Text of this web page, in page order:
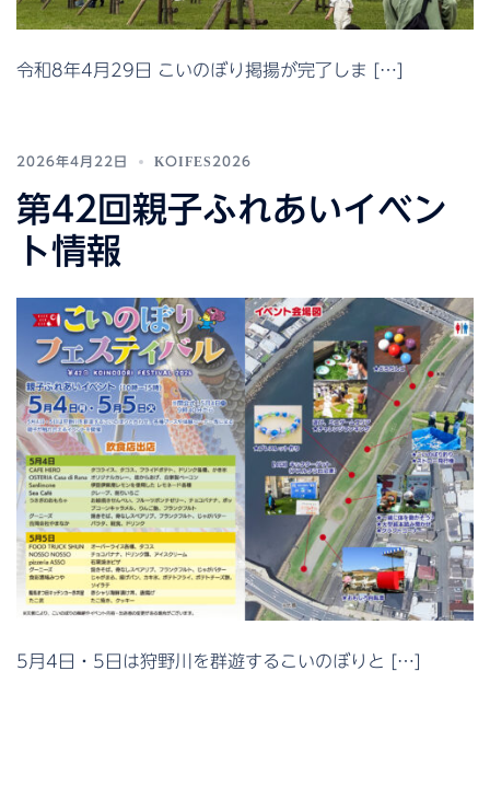
令和8年4月29日 こいのぼり掲揚が完了しま […]
2026年4月22日 KOIFES2026
第42回親子ふれあいイベン
ト情報
5月4日・5日は狩野川を群遊するこいのぼりと […]